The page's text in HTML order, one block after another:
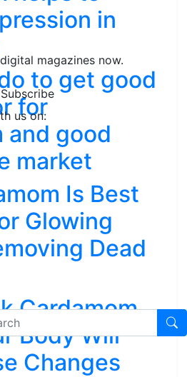
magazines now.
Subscribe
us on:
in
to get good
for
and good
market
Is Best
Glowing
Dead
Cardamom
Body Will
Changes